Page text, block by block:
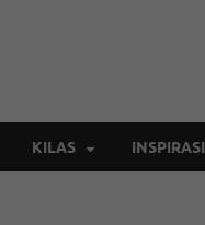
KILAS INSPIRASI